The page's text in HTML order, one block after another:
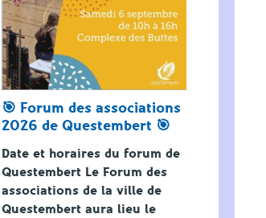
🎯 Forum des associations
2026 de Questembert 🎯
Date et horaires du forum de
Questembert Le Forum des
associations de la ville de
Questembert aura lieu le